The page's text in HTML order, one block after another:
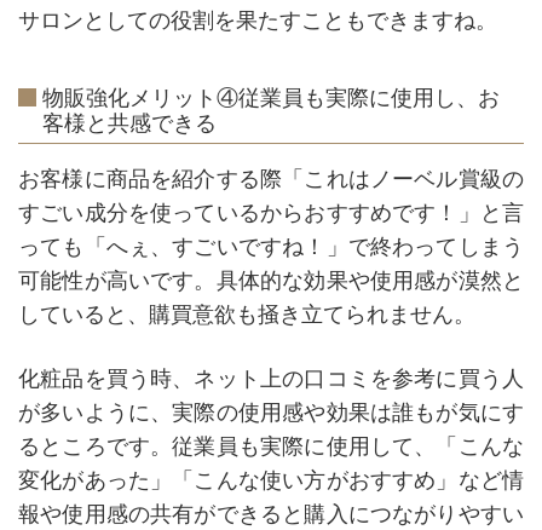
サロンとしての役割を果たすこともできますね。
物販強化メリット④従業員も実際に使用し、お
客様と共感できる
お客様に商品を紹介する際「これはノーベル賞級の
すごい成分を使っているからおすすめです！」と言
っても「へぇ、すごいですね！」で終わってしまう
可能性が高いです。具体的な効果や使用感が漠然と
していると、購買意欲も掻き立てられません。
化粧品を買う時、ネット上の口コミを参考に買う人
が多いように、実際の使用感や効果は誰もが気にす
るところです。従業員も実際に使用して、「こんな
変化があった」「こんな使い方がおすすめ」など情
報や使用感の共有ができると購入につながりやすい